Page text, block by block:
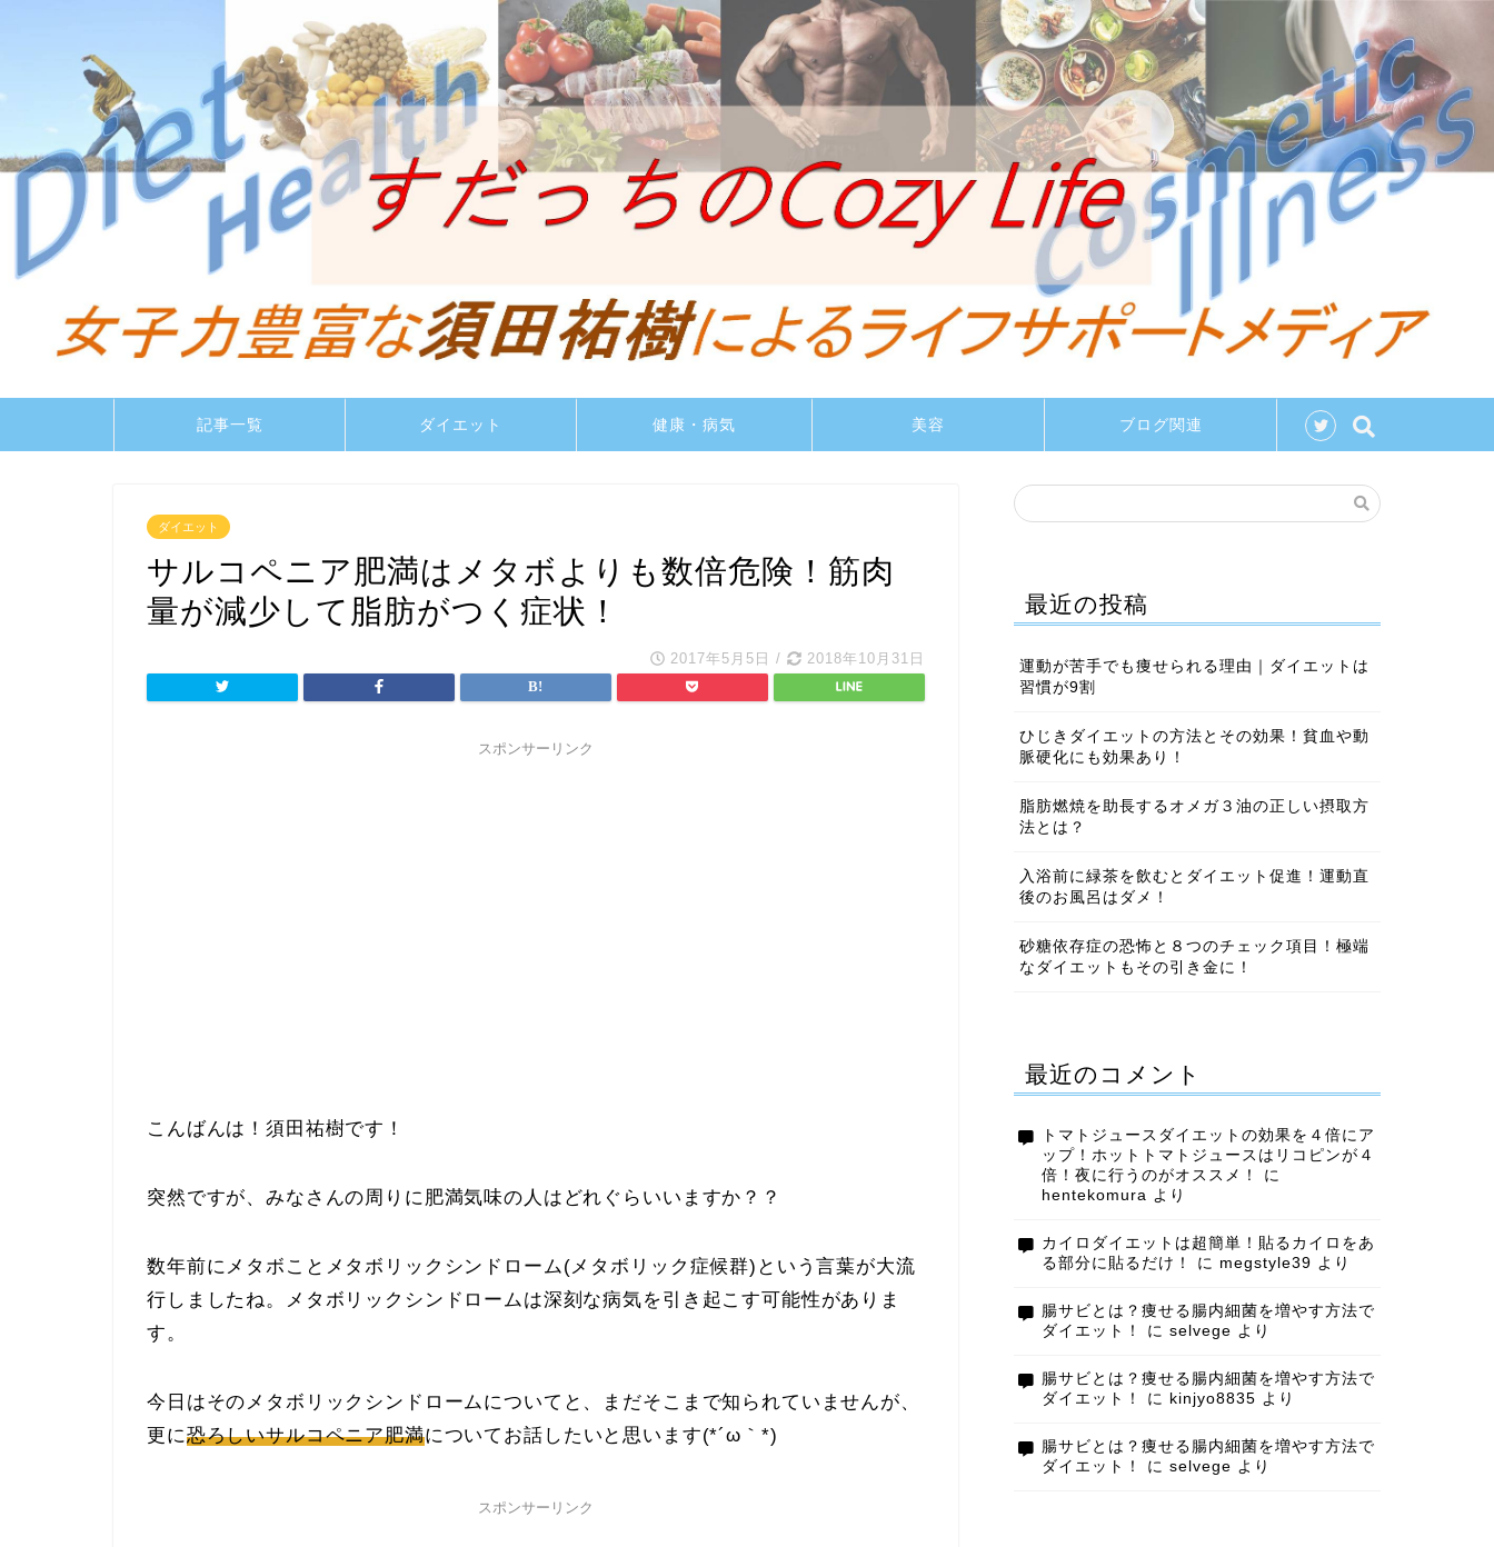
記事一覧 ダイエット 健康・病気 美容 ブログ関連
ダイエット
サルコペニア肥満はメタボよりも数倍危険！筋肉
量が減少して脂肪がつく症状！
2017年5月5日 / 2018年10月31日
スポンサーリンク
こんばんは！須田祐樹です！
突然ですが、みなさんの周りに肥満気味の人はどれぐらいいますか？？
数年前にメタボことメタボリックシンドローム(メタボリック症候群)という言葉が大流
行しましたね。メタボリックシンドロームは深刻な病気を引き起こす可能性がありま
す。
今日はそのメタボリックシンドロームについてと、まだそこまで知られていませんが、
更に恐ろしいサルコペニア肥満についてお話したいと思います(*´ω｀*)
スポンサーリンク
最近の投稿
運動が苦手でも痩せられる理由｜ダイエットは
習慣が9割
ひじきダイエットの方法とその効果！貧血や動
脈硬化にも効果あり！
脂肪燃焼を助長するオメガ３油の正しい摂取方
法とは？
入浴前に緑茶を飲むとダイエット促進！運動直
後のお風呂はダメ！
砂糖依存症の恐怖と８つのチェック項目！極端
なダイエットもその引き金に！
最近のコメント
トマトジュースダイエットの効果を４倍にア
ップ！ホットトマトジュースはリコピンが４
倍！夜に行うのがオススメ！
に
hentekomura より
カイロダイエットは超簡単！貼るカイロをあ
る部分に貼るだけ！
に megstyle39 より
腸サビとは？痩せる腸内細菌を増やす方法で
ダイエット！
に selvege より
腸サビとは？痩せる腸内細菌を増やす方法で
ダイエット！
に kinjyo8835 より
腸サビとは？痩せる腸内細菌を増やす方法で
ダイエット！
に selvege より